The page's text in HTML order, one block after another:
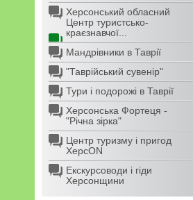
Херсонський обласний
Центр туристсько-
краєзнавчої...
Мандрівники в Таврії
"Таврійський сувенір"
Тури і подорожі в Таврії
Херсонська Фортеця -
"Річна зірка"
Центр туризму і пригод
ХерсON
Екскурсоводи і гіди
Херсонщини